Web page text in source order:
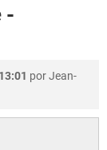
-
porJean-